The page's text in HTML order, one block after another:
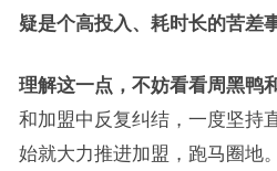
疑是个高投入、耗时长的苦差事
理解这一点，不妨看看周黑鸭
和加盟中反复纠结，一度坚持
始就大力推进加盟，跑马圈地